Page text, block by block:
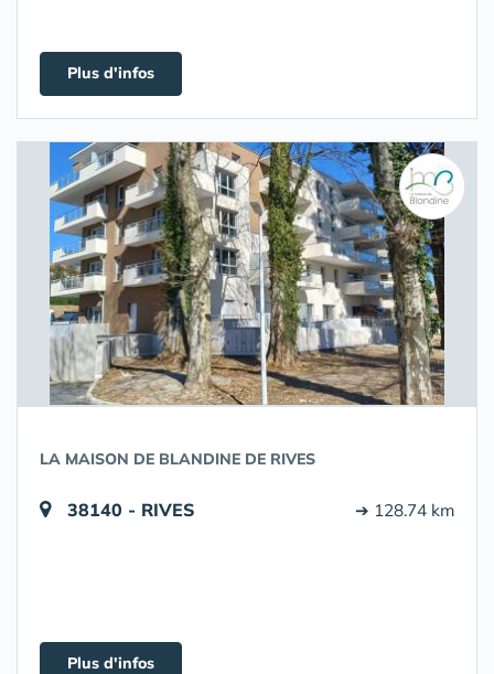
Plus d'infos
LA MAISON DE BLANDINE DE RIVES
38140 - RIVES ➔ 128.74 km
Plus d'infos